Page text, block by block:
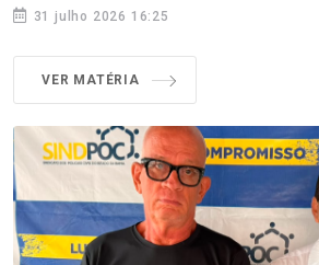
31 julho 2026 16:25
VER MATÉRIA